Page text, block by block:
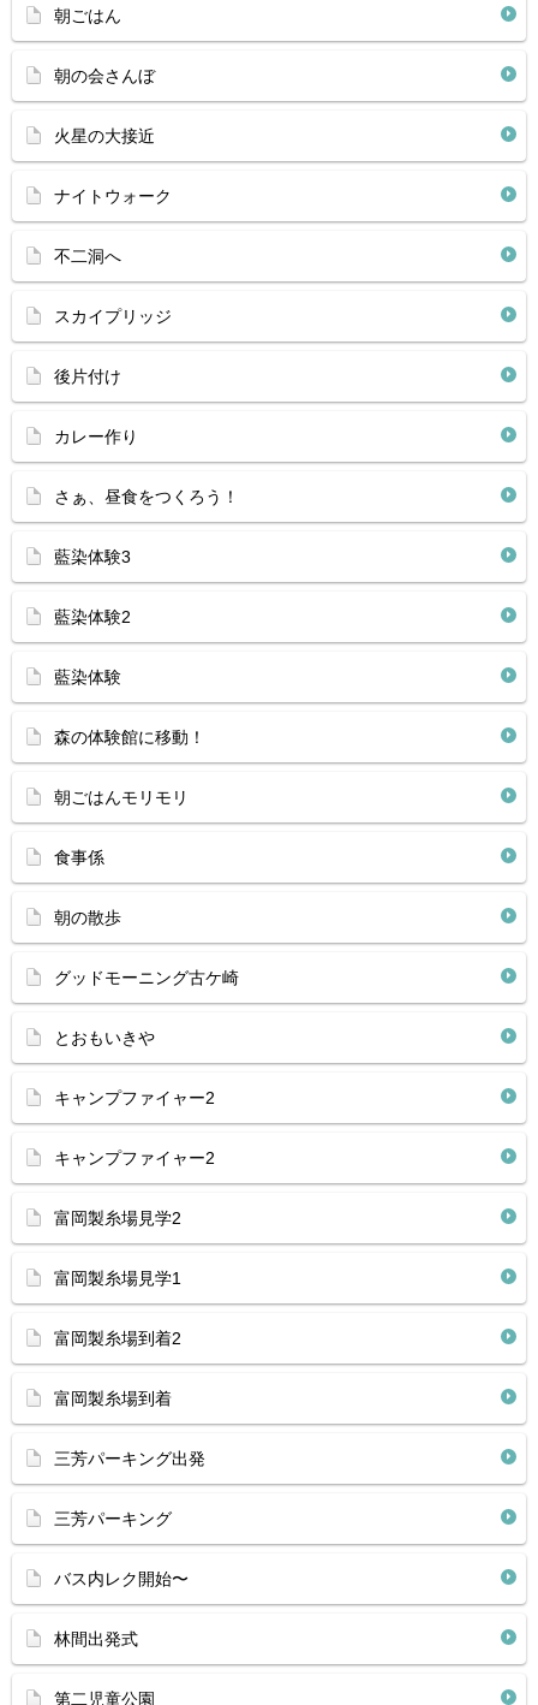
朝ごはん
朝の会さんぼ
火星の大接近
ナイトウォーク
不二洞へ
スカイプリッジ
後片付け
カレー作り
さぁ、昼食をつくろう！
藍染体験3
藍染体験2
藍染体験
森の体験館に移動！
朝ごはんモリモリ
食事係
朝の散歩
グッドモーニング古ケ崎
とおもいきや
キャンプファイャー2
キャンプファイャー2
富岡製糸場見学2
富岡製糸場見学1
富岡製糸場到着2
富岡製糸場到着
三芳パーキング出発
三芳パーキング
バス内レク開始〜
林間出発式
第二児童公園